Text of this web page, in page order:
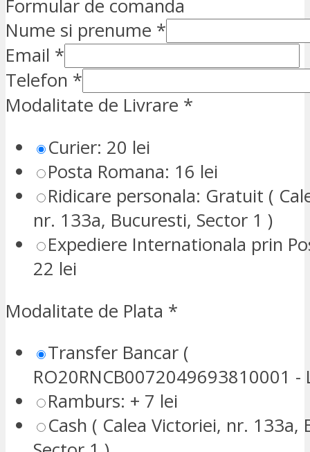
Formular de comanda
Nume si prenume *
Email *
Telefon *
Modalitate de Livrare *
Curier: 20 lei
Posta Romana: 16 lei
Ridicare personala: Gratuit (
nr. 133a, Bucuresti, Sector 1 )
Expediere Internationala prin
22 lei
Modalitate de Plata *
Transfer Bancar (
RO20RNCB0072049693810001 -
Ramburs: + 7 lei
Cash ( Calea Victoriei, nr. 133a,